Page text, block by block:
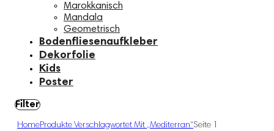
Marokkanisch
Mandala
Geometrisch
Bodenfliesenaufkleber
Dekorfolie
Kids
Poster
Filter
HomeProdukte Verschlagwortet Mit „mediterran“Seite 1